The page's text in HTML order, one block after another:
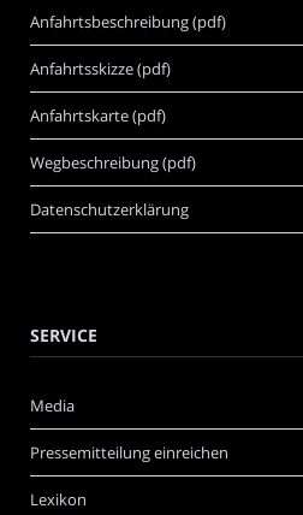
Anfahrtsbeschreibung (pdf)
Anfahrtsskizze (pdf)
Anfahrtskarte (pdf)
Wegbeschreibung (pdf)
Datenschutzerklärung
SERVICE
Media
Pressemitteilung einreichen
Lexikon